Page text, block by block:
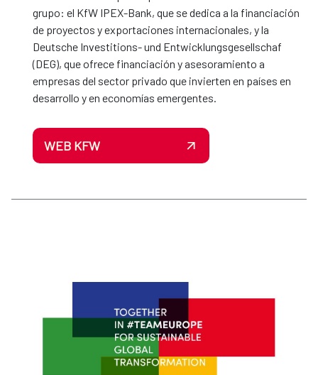
grupo: el KfW IPEX-Bank, que se dedica a la financiación
de proyectos y exportaciones internacionales, y la
Deutsche Investitions- und Entwicklungsgesellschaf
(DEG), que ofrece financiación y asesoramiento a
empresas del sector privado que invierten en países en
desarrollo y en economías emergentes.
WEB KFW